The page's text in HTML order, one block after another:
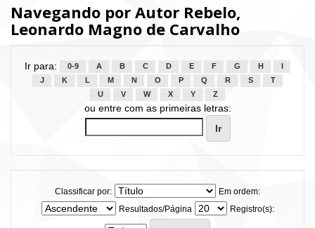
Navegando por Autor Rebelo,
Leonardo Magno de Carvalho
Ir para: 0-9 A B C D E F G H
J
K L M N O P Q R S
T
U
V W X Y Z
ou entre com as primeiras letras:
Classificar por:
Em ordem:
Resultados/Página
Registro(s):